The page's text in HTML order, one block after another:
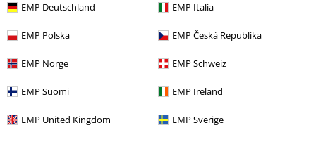
EMP Deutschland EMP Italia
EMP Polska EMP Česká Republika
EMP Norge EMP Schweiz
EMP Suomi EMP Ireland
EMP United Kingdom EMP Sverige
Newsletter
Altro